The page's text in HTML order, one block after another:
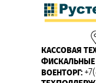
КАССОВАЯ
ФИСКАЛЬНЫЕ
ВОЕНТОРГ: